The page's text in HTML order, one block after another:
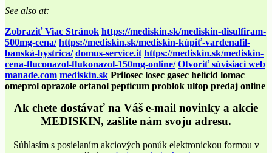
See also at:
Zobraziť Viac Stránok https://mediskin.sk/mediskin-disulfiram-
500mg-cena/ https://mediskin.sk/mediskin-kúpiť-vardenafil-
banská-bystrica/ domus-service.it https://mediskin.sk/mediskin-
cena-fluconazol-flukonazol-150mg-online/ Otvoriť súvisiaci web
manade.com mediskin.sk Prilosec losec gasec helicid lomac
omeprol oprazole ortanol pepticum problok ultop predaj online
Ak chete dostávať na Váš e-mail novinky a akcie
MEDISKIN, zašlite nám svoju adresu.
Súhlasím s posielaním akciových ponúk elektronickou formou v